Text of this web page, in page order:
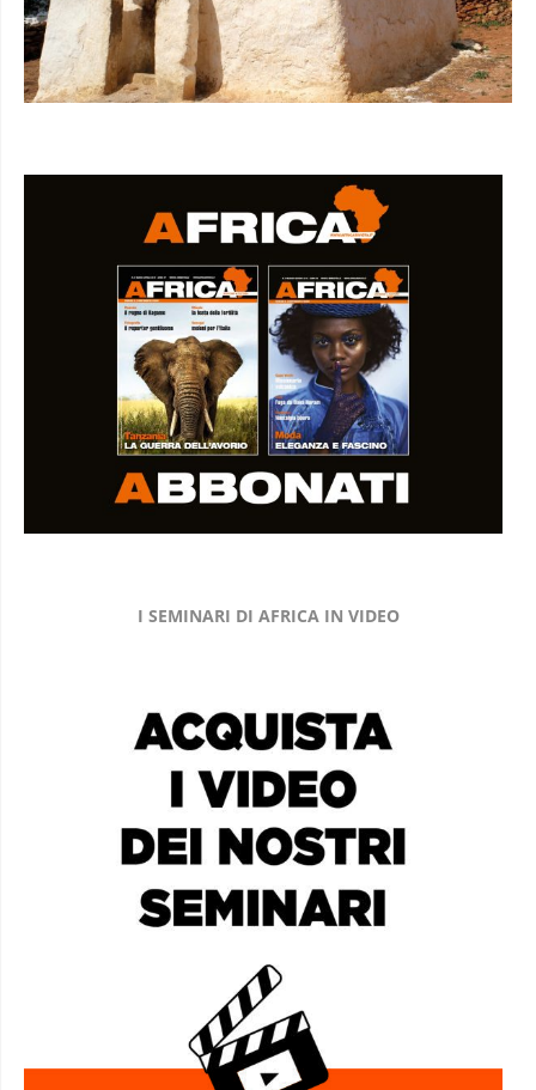
I SEMINARI DI AFRICA IN VIDEO